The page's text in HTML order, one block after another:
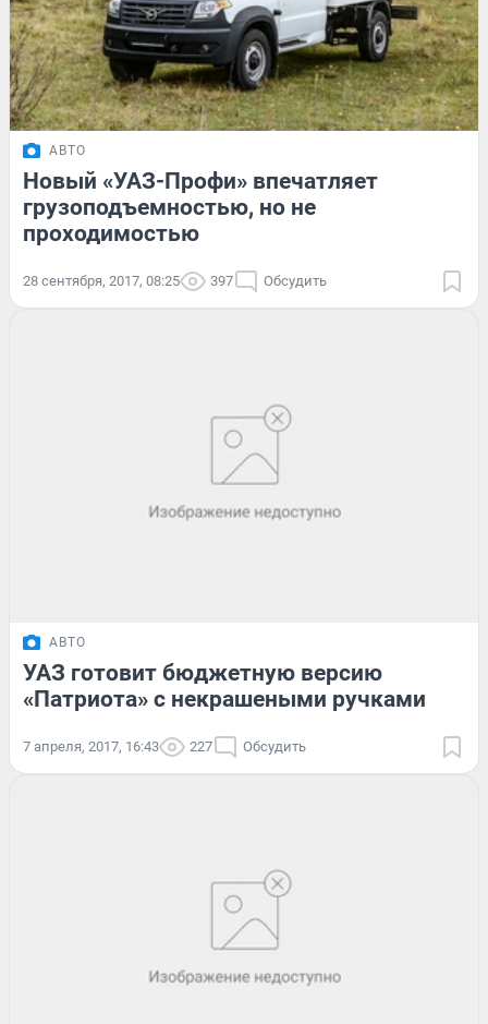
АВТО
Новый «УАЗ-Профи» впечатляет
грузоподъемностью, но не
проходимостью
28 сентября, 2017, 08:25 397 Обсудить
АВТО
УАЗ готовит бюджетную версию
«Патриота» с некрашеными ручками
7 апреля, 2017, 16:43 227 Обсудить